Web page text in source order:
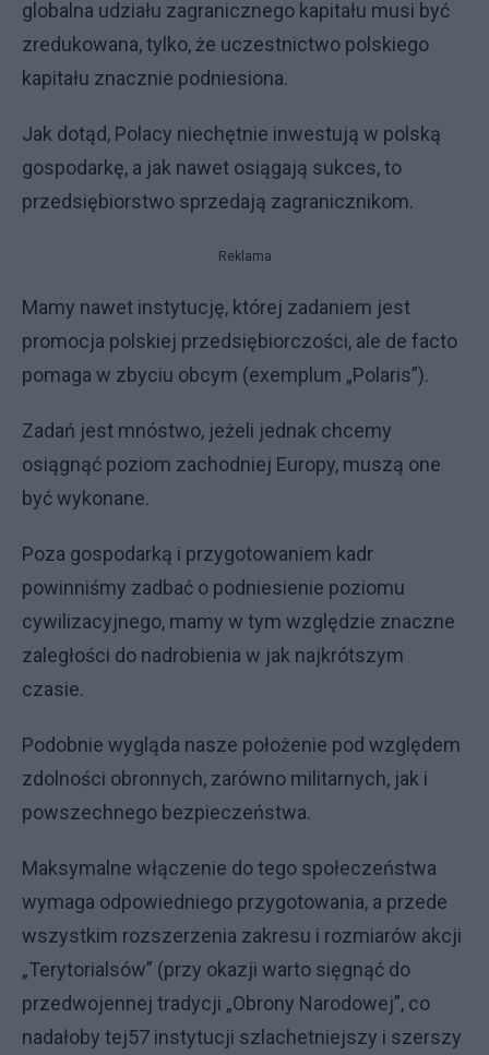
globalna udziału zagranicznego kapitału musi być
zredukowana, tylko, że uczestnictwo polskiego
kapitału znacznie podniesiona.
Jak dotąd, Polacy niechętnie inwestują w polską
gospodarkę, a jak nawet osiągają sukces, to
przedsiębiorstwo sprzedają zagranicznikom.
Reklama
Mamy nawet instytucję, której zadaniem jest
promocja polskiej przedsiębiorczości, ale de facto
pomaga w zbyciu obcym (exemplum „Polaris”).
Zadań jest mnóstwo, jeżeli jednak chcemy
osiągnąć poziom zachodniej Europy, muszą one
być wykonane.
Poza gospodarką i przygotowaniem kadr
powinniśmy zadbać o podniesienie poziomu
cywilizacyjnego, mamy w tym względzie znaczne
zaległości do nadrobienia w jak najkrótszym
czasie.
Podobnie wygląda nasze położenie pod względem
zdolności obronnych, zarówno militarnych, jak i
powszechnego bezpieczeństwa.
Maksymalne włączenie do tego społeczeństwa
wymaga odpowiedniego przygotowania, a przede
wszystkim rozszerzenia zakresu i rozmiarów akcji
„Terytorialsów” (przy okazji warto sięgnąć do
przedwojennej tradycji „Obrony Narodowej”, co
nadałoby tej57 instytucji szlachetniejszy i szerszy